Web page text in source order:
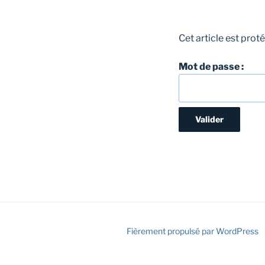
Cet article est
Mot de passe :
Fièrement propulsé par WordPress